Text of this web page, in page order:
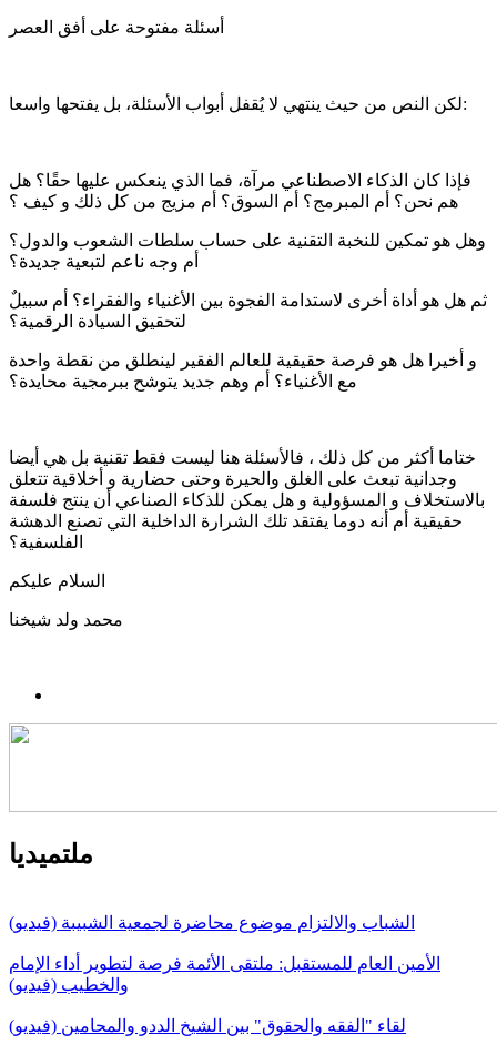
أسئلة مفتوحة على أفق العصر
لكن النص من حيث ينتهي لا يُقفل أبواب الأسئلة، بل يفتحها واسعا:
فإذا كان الذكاء الاصطناعي مرآة، فما الذي ينعكس عليها حقًا؟ هل
هم نحن؟ أم المبرمج؟ أم السوق؟ أم مزيج من كل ذلك و كيف ؟
وهل هو تمكين للنخبة التقنية على حساب سلطات الشعوب والدول؟
أم وجه ناعم لتبعية جديدة؟
ثم هل هو أداة أخرى لاستدامة الفجوة بين الأغنياء والفقراء؟ أم سبيلٌ
لتحقيق السيادة الرقمية؟
و أخيرا هل هو فرصة حقيقية للعالم الفقير لينطلق من نقطة واحدة
مع الأغنياء؟ أم وهم جديد يتوشح ببرمجية محايدة؟
ختاما أكثر من كل ذلك ، فالأسئلة هنا ليست فقط تقنية بل هي أيضا
وجدانية تبعث على الغلق والحيرة وحتى حضارية و أخلاقية تتعلق
بالاستخلاف و المسؤولية و هل يمكن للذكاء الصناعي أن ينتج فلسفة
حقيقية أم أنه دوما يفتقد تلك الشرارة الداخلية التي تصنع الدهشة
محمد ولد شيخنا
ملتميديا
الشباب والالتزام موضوع محاضرة لجمعية الشبيبة (فيديو)
الأمين العام للمستقبل: ملتقى الأئمة فرصة لتطوير أداء الإمام
والخطيب (فيديو)
لقاء "الفقه والحقوق" بين الشيخ الددو والمحامين (فيديو)